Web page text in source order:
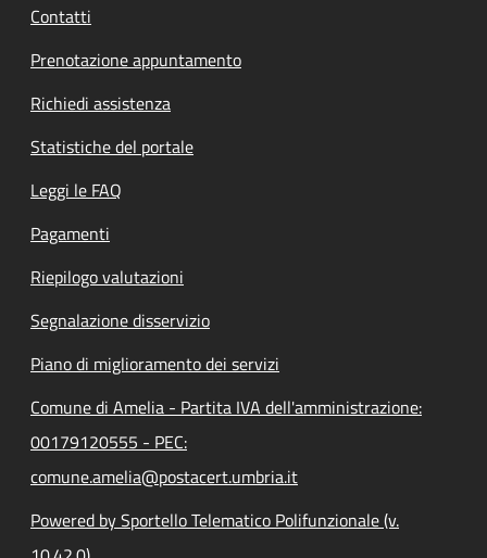
Contatti
Prenotazione appuntamento
Richiedi assistenza
Statistiche del portale
Leggi le FAQ
Pagamenti
Riepilogo valutazioni
Segnalazione disservizio
Piano di miglioramento dei servizi
Comune di Amelia - Partita IVA dell'amministrazione:
00179120555 - PEC:
comune.amelia@postacert.umbria.it
Powered by Sportello Telematico Polifunzionale (v.